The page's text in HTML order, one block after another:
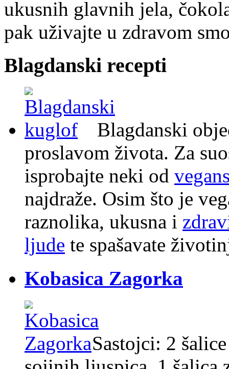
ukusnih glavnih jela,
pak uživajte u zdravom
Blagdanski recepti
Blagdanski
proslavom života. Za
isprobajte neki od
najdraže. Osim što je
raznolika, ukusna i
ljude te spašavate
Kobasica Zagorka
Sastojci: 2